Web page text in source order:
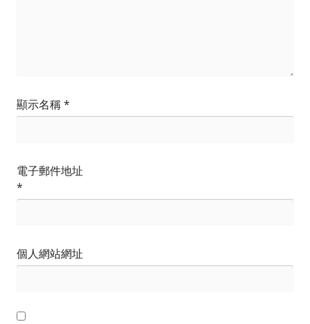
顯示名稱*
電子郵件地址
*
個人網站網址